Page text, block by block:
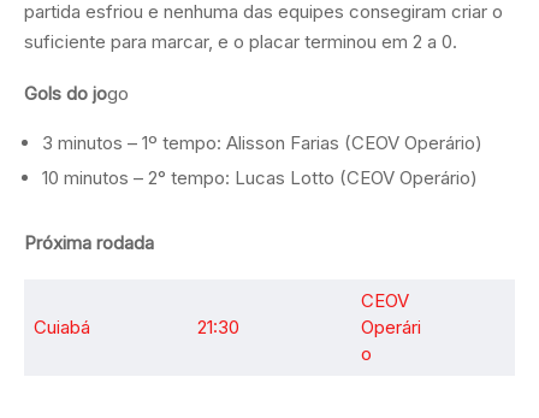
partida esfriou e nenhuma das equipes consegiram criar o
suficiente para marcar, e o placar terminou em 2 a 0.
Gols do jogo
3 minutos – 1º tempo: Alisson Farias (CEOV Operário)
10 minutos – 2° tempo: Lucas Lotto (CEOV Operário)
Próxima rodada
Cuiabá 21:30
CEOV
Operári
o